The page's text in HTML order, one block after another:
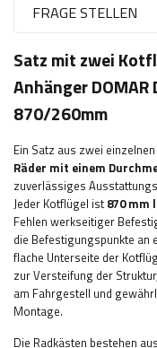
FRAGE STELLEN
Satz mit zwei
Anhänger
870/260mm
Ein Satz aus zwei
Räder mit einem
zuverlässiges
Jeder Kotflügel ist870 mm
Fehlen werkseitiger
die Befestigungspunkte an
flache Unterseite der
zur Versteifung der
am Fahrgestell und
Montage.
Die Radkästen bestehen